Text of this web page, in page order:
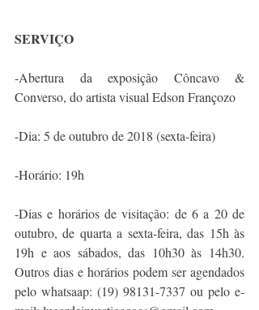
SERVIÇO
-Abertura da exposição Côncavo &
Converso, do artista visual Edson Françozo
-Dia: 5 de outubro de 2018 (sexta-feira)
-Horário: 19h
-Dias e horários de visitação: de 6 a 20 de
outubro, de quarta a sexta-feira, das 15h às
19h e aos sábados, das 10h30 às 14h30.
Outros dias e horários podem ser agendados
pelo whatsaap: (19) 98131-7337 ou pelo e-